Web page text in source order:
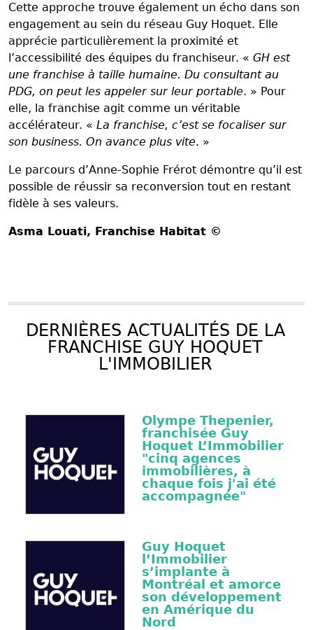
Cette approche trouve également un écho dans son
engagement au sein du réseau Guy Hoquet. Elle
apprécie particulièrement la proximité et
l’accessibilité des équipes du franchiseur. « GH est
une franchise à taille humaine. Du consultant au
PDG, on peut les appeler sur leur portable. » Pour
elle, la franchise agit comme un véritable
accélérateur. « La franchise, c’est se focaliser sur
son business. On avance plus vite. »
Le parcours d’Anne-Sophie Frérot démontre qu’il est
possible de réussir sa reconversion tout en restant
fidèle à ses valeurs.
Asma Louati, Franchise Habitat ©
DERNIÈRES ACTUALITÉS DE LA
FRANCHISE GUY HOQUET
L'IMMOBILIER
Olympe Thepenier,
franchisée Guy
Hoquet L’Immobilier
"cinq agences
immobilières, à
chaque fois j'ai été
accompagnée"
Guy Hoquet
l’Immobilier
s’implante à
Montréal et amorce
son développement
en Amérique du
Nord